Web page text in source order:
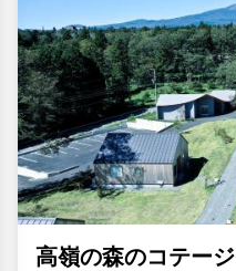
高嶺の森のコテージ